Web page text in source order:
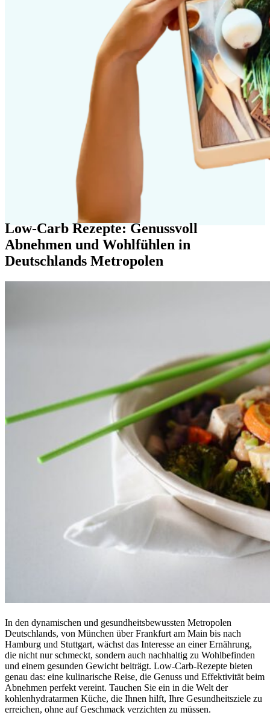
Low-Carb Rezepte: Genussvoll
Abnehmen und Wohlfühlen in
Deutschlands Metropolen
In den dynamischen und gesundheitsbewussten Metropolen
Deutschlands, von München über Frankfurt am Main bis nach
Hamburg und Stuttgart, wächst das Interesse an einer Ernährung,
die nicht nur schmeckt, sondern auch nachhaltig zu Wohlbefinden
und einem gesunden Gewicht beiträgt. Low-Carb-Rezepte bieten
genau das: eine kulinarische Reise, die Genuss und Effektivität beim
Abnehmen perfekt vereint. Tauchen Sie ein in die Welt der
kohlenhydratarmen Küche, die Ihnen hilft, Ihre Gesundheitsziele zu
erreichen, ohne auf Geschmack verzichten zu müssen.